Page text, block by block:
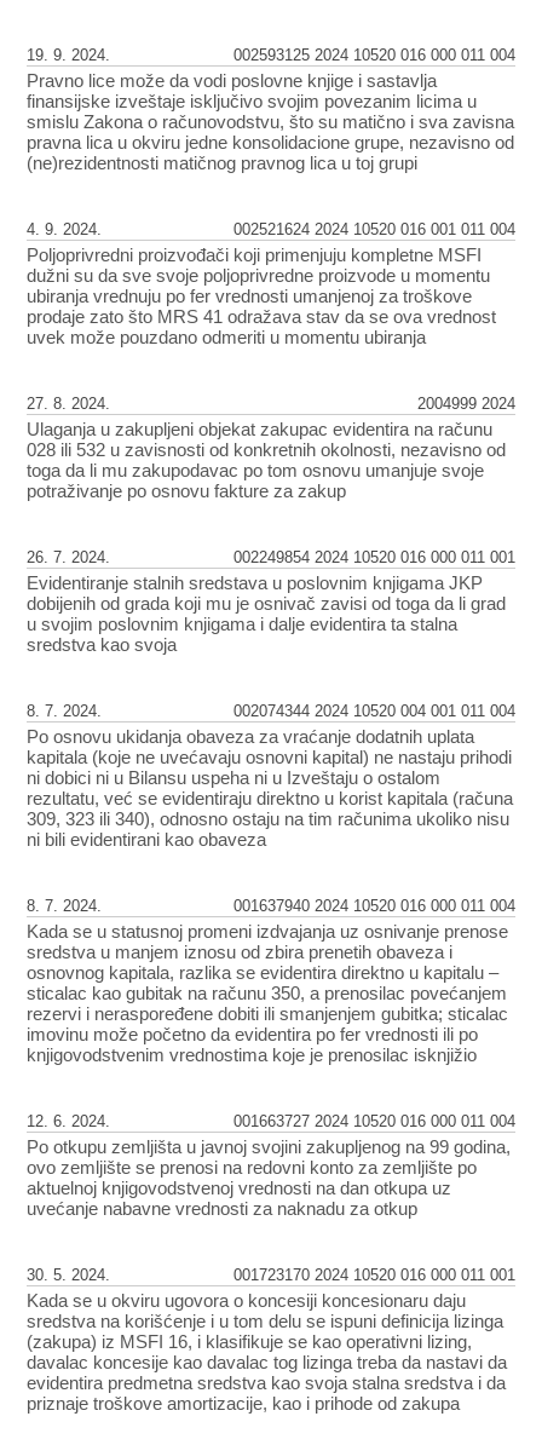
Pravno lice može da vodi poslovne knjige i sastavlja
finansijske izveštaje isključivo svojim povezanim licima u
smislu Zakona o računovodstvu, što su matično i sva zavisna
pravna lica u okviru jedne konsolidacione grupe, nezavisno od
(ne)rezidentnosti matičnog pravnog lica u toj grupi
19. 9. 2024. 002593125 2024 10520 016 000 011 004
Poljoprivredni proizvođači koji primenjuju kompletne MSFI
dužni su da sve svoje poljoprivredne proizvode u momentu
ubiranja vrednuju po fer vrednosti umanjenoj za troškove
prodaje zato što MRS 41 odražava stav da se ova vrednost
uvek može pouzdano odmeriti u momentu ubiranja
4. 9. 2024. 002521624 2024 10520 016 001 011 004
Ulaganja u zakupljeni objekat zakupac evidentira na računu
028 ili 532 u zavisnosti od konkretnih okolnosti, nezavisno od
toga da li mu zakupodavac po tom osnovu umanjuje svoje
potraživanje po osnovu fakture za zakup
27. 8. 2024. 2004999 2024
Evidentiranje stalnih sredstava u poslovnim knjigama JKP
dobijenih od grada koji mu je osnivač zavisi od toga da li grad
u svojim poslovnim knjigama i dalje evidentira ta stalna
sredstva kao svoja
26. 7. 2024. 002249854 2024 10520 016 000 011 001
Po osnovu ukidanja obaveza za vraćanje dodatnih uplata
kapitala (koje ne uvećavaju osnovni kapital) ne nastaju prihodi
ni dobici ni u Bilansu uspeha ni u Izveštaju o ostalom
rezultatu, već se evidentiraju direktno u korist kapitala (računa
309, 323 ili 340), odnosno ostaju na tim računima ukoliko nisu
ni bili evidentirani kao obaveza
8. 7. 2024. 002074344 2024 10520 004 001 011 004
Kada se u statusnoj promeni izdvajanja uz osnivanje prenose
sredstva u manjem iznosu od zbira prenetih obaveza i
osnovnog kapitala, razlika se evidentira direktno u kapitalu –
sticalac kao gubitak na računu 350, a prenosilac povećanjem
rezervi i neraspoređene dobiti ili smanjenjem gubitka; sticalac
imovinu može početno da evidentira po fer vrednosti ili po
knjigovodstvenim vrednostima koje je prenosilac isknjižio
8. 7. 2024. 001637940 2024 10520 016 000 011 004
Po otkupu zemljišta u javnoj svojini zakupljenog na 99 godina,
ovo zemljište se prenosi na redovni konto za zemljište po
aktuelnoj knjigovodstvenoj vrednosti na dan otkupa uz
uvećanje nabavne vrednosti za naknadu za otkup
12. 6. 2024. 001663727 2024 10520 016 000 011 004
Kada se u okviru ugovora o koncesiji koncesionaru daju
sredstva na korišćenje i u tom delu se ispuni definicija lizinga
(zakupa) iz MSFI 16, i klasifikuje se kao operativni lizing,
davalac koncesije kao davalac tog lizinga treba da nastavi da
evidentira predmetna sredstva kao svoja stalna sredstva i da
priznaje troškove amortizacije, kao i prihode od zakupa
30. 5. 2024. 001723170 2024 10520 016 000 011 001